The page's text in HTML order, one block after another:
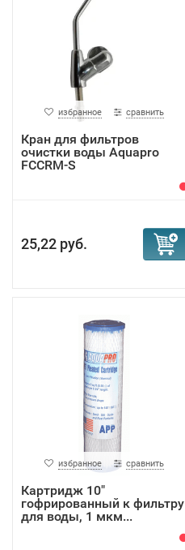
избранное сравнить
Кран для фильтров
очистки воды Aquapro
FCCRM-S
25,22 руб.
избранное сравнить
Картридж 10"
гофрированный к фильтру
для воды, 1 мкм...